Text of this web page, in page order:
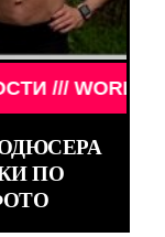
ПО